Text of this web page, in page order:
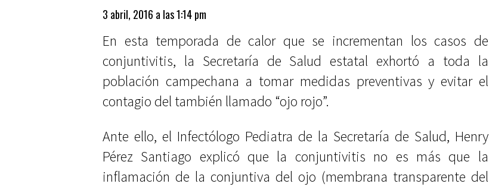
3 abril, 2016 a las 1:14 pm
En esta temporada de calor que se incrementan los casos de
conjuntivitis, la Secretaría de Salud estatal exhortó a toda la
población campechana a tomar medidas preventivas y evitar el
contagio del también llamado “ojo rojo”.
Ante ello, el Infectólogo Pediatra de la Secretaría de Salud, Henry
Pérez Santiago explicó que la conjuntivitis no es más que la
inflamación de la conjuntiva del ojo (membrana transparente del